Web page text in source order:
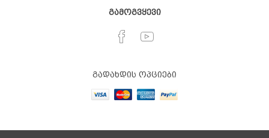
გამოგვყევი
გადახდის ოპციები